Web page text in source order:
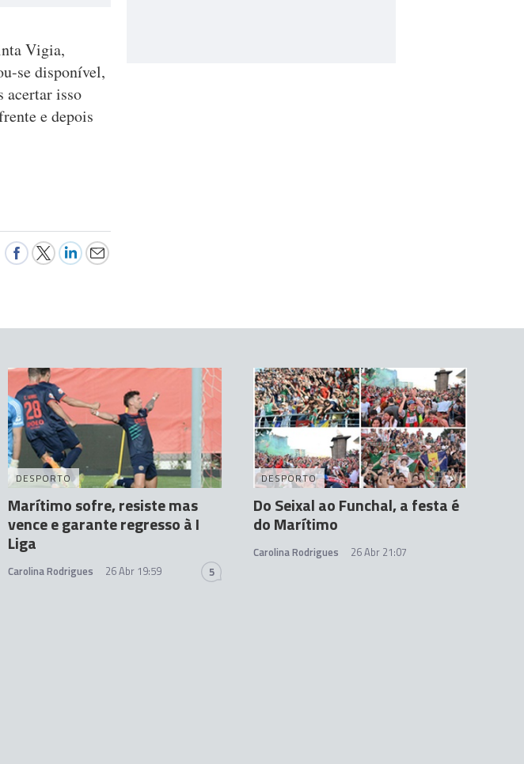
Vigia,
se disponível,
acertar isso
e depois
DESPORTO
Marítimo sofre, resiste mas
vence e garante regresso à I
Liga
Carolina Rodrigues 26 Abr 19:59 5
DESPORTO
Do Seixal ao Funchal, a festa é
do Marítimo
Carolina Rodrigues 26 Abr 21:07